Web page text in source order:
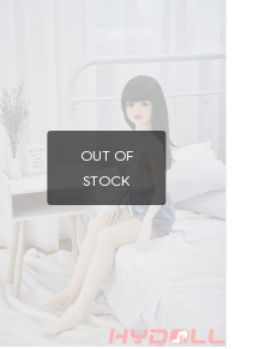
OUT OF
STOCK